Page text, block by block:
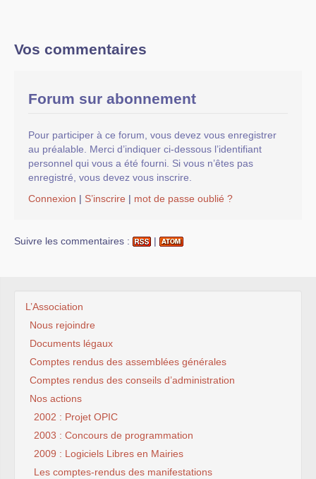
Vos commentaires
Forum sur abonnement
Pour participer à ce forum, vous devez vous enregistrer
au préalable. Merci d’indiquer ci-dessous l’identifiant
personnel qui vous a été fourni. Si vous n’êtes pas
enregistré, vous devez vous inscrire.
Connexion | S’inscrire | mot de passe oublié ?
Suivre les commentaires : |
L’Association
Nous rejoindre
Documents légaux
Comptes rendus des assemblées générales
Comptes rendus des conseils d’administration
Nos actions
2002 : Projet OPIC
2003 : Concours de programmation
2009 : Logiciels Libres en Mairies
Les comptes-rendus des manifestations